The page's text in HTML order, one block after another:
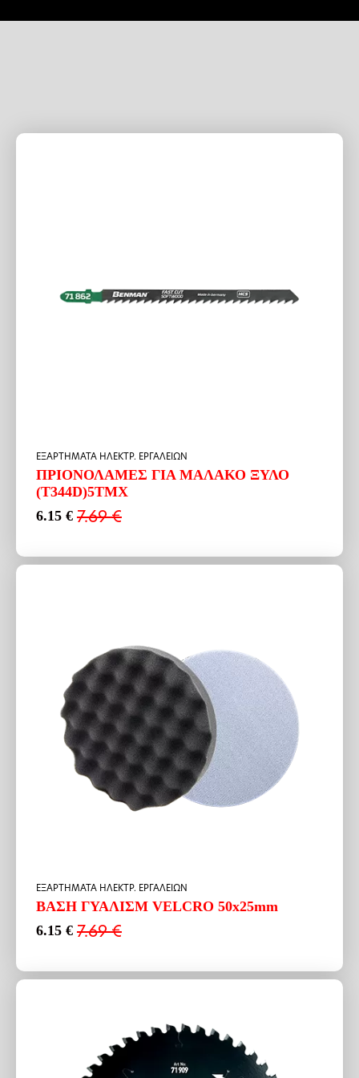
ΕΞΑΡΤΗΜΑΤΑ ΗΛΕΚΤΡ. ΕΡΓΑΛΕΙΩΝ
ΠΡΙΟΝΟΛΑΜΕΣ ΓΙΑ ΜΑΛΑΚΟ ΞΥΛΟ
(Τ344D)5TMX
7.69€
Original
7.69 €.
6.15 €
Η
είναι:
ΕΞΑΡΤΗΜΑΤΑ ΗΛΕΚΤΡ. ΕΡΓΑΛΕΙΩΝ
ΒΑΣΗ ΓΥΑΛΙΣΜ VELCRO 50x25mm
7.69€
Original
7.69 €.
6.15 €
Η
είναι: